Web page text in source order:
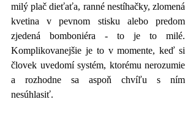
milý plač dieťaťa, ranné nestíhačky, zlomená
kvetina v pevnom stisku alebo predom
zjedená bomboniéra - to je to milé.
Komplikovanejšie je to v momente, keď si
človek uvedomí systém, ktorému nerozumie
a rozhodne sa aspoň chvíľu s ním
nesúhlasiť.